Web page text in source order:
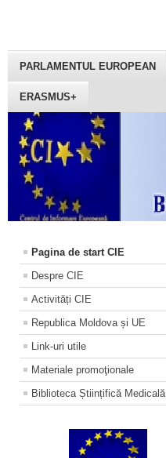
PARLAMENTUL EUROPEAN
ERASMUS+
Pagina de start CIE
Despre CIE
Activități CIE
Republica Moldova și UE
Link-uri utile
Materiale promoţionale
Biblioteca Științifică Medicală